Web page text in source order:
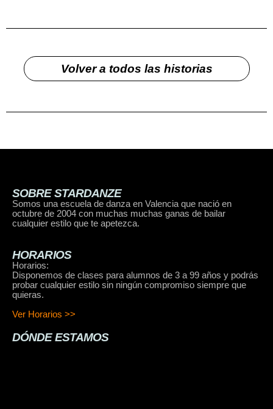
Volver a todos las historias
SOBRE STARDANZE
Somos una escuela de danza en Valencia que nació en
octubre de 2004 con muchas muchas ganas de bailar
cualquier estilo que te apetezca.
HORARIOS
Horarios:
Disponemos de clases para alumnos de 3 a 99 años y podrás
probar cualquier estilo sin ningún compromiso siempre que
quieras.
Ver Horarios >>
DÓNDE ESTAMOS